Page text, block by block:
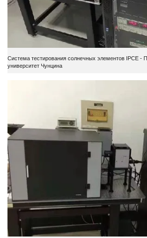
Система тестирования солнечных элементов IPCE -
университет Чунцина